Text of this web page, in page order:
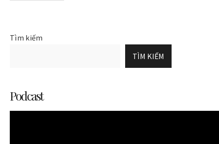
Tìm kiếm
TÌM KIẾM
Podcast